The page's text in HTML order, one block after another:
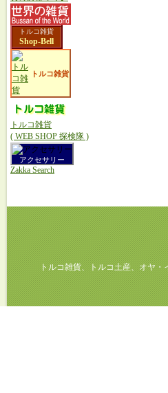
トルコ雑貨
Shop-Bell
トルコ雑貨
トルコ雑貨
( WEB SHOP 探検隊 )
アクセサリー
Zakka Search
トルコ雑貨、トルコ土産、オヤ・イー